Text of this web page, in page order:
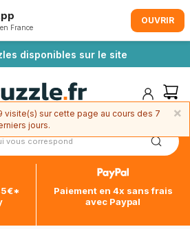
disponibles sur le site
Paiement en 4x sans frais
avec Paypal
France
OUVRIR
×
visite(s) sur cette page au cours des 7
jours.